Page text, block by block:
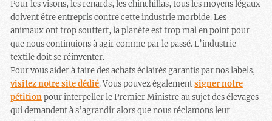
Pour les visons, les renards, les chinchillas, tous les moyens légaux
doivent être entrepris contre cette industrie morbide. Les
animaux ont trop souffert, la planète est trop mal en point pour
que nous continuions à agir comme par le passé. L’industrie
textile doit se réinventer.
Pour vous aider à faire des achats éclairés garantis par nos labels,
visitez notre site dédié. Vous pouvez égalementsigner notre
pétitionpour interpeller le Premier Ministre au sujet des élevages
qui demandent à s’agrandir alors que nous réclamons leur